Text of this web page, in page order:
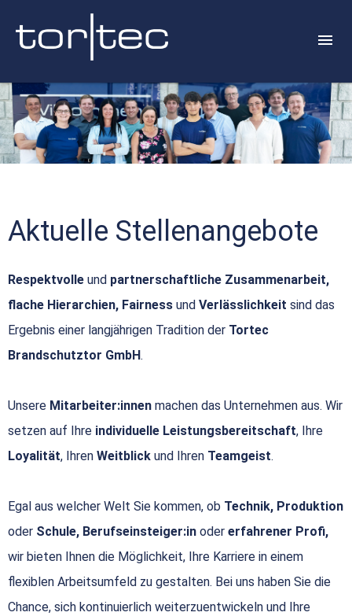
Aktuelle Stellenangebote
Respektvolle und partnerschaftliche Zusammenarbeit,
flache Hierarchien, Fairness und Verlässlichkeit sind das
Ergebnis einer langjährigen Tradition der Tortec
Brandschutztor GmbH.
Unsere Mitarbeiter:innen machen das Unternehmen aus. Wir
setzen auf Ihre individuelle Leistungsbereitschaft, Ihre
Loyalität, Ihren Weitblick und Ihren Teamgeist.
Egal aus welcher Welt Sie kommen, ob Technik, Produktion
oder Schule, Berufseinsteiger:in oder erfahrener Profi,
wir bieten Ihnen die Möglichkeit, Ihre Karriere in einem
flexiblen Arbeitsumfeld zu gestalten. Bei uns haben Sie die
Chance, sich kontinuierlich weiterzuentwickeln und Ihre